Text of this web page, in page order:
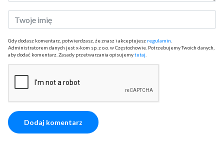
Gdy dodasz komentarz, potwierdzasz, że znasz i akceptujesz regulamin
Administratorem danych jest x-kom sp. z o.o. w Częstochowie. Potrzebujemy Twoich danych,
aby dodać komentarz. Zasady przetwarzania opisujemytutaj